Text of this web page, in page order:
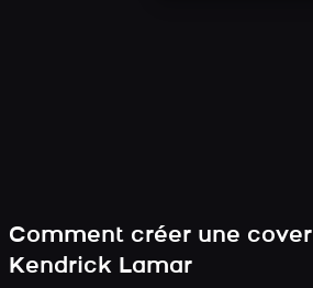
Comment créer une
Kendrick Lamar